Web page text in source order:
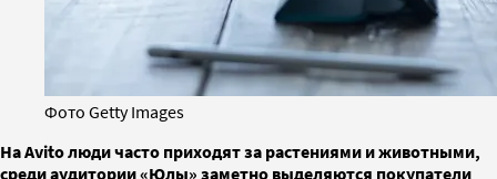
Фото Getty Images
На Avito люди часто приходят за растениями и животными,
среди аудитории «Юлы» заметно выделяются покупатели